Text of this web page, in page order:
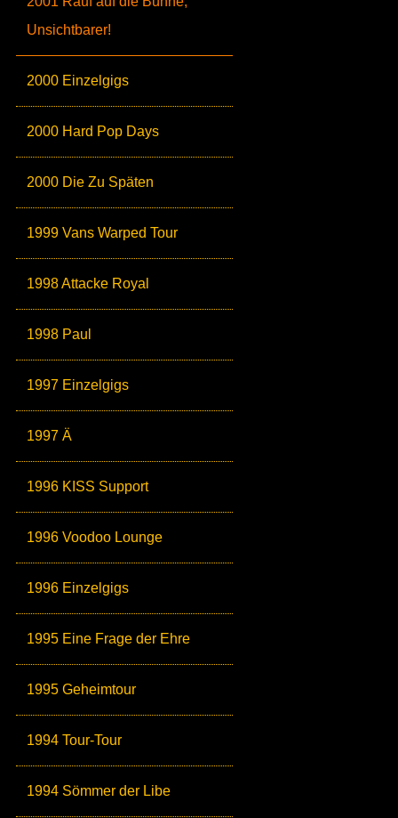
Unsichtbarer!
2000 Einzelgigs
2000 Hard Pop Days
2000 Die Zu Späten
1999 Vans Warped Tour
1998 Attacke Royal
1998 Paul
1997 Einzelgigs
1997 Ä
1996 KISS Support
1996 Voodoo Lounge
1996 Einzelgigs
1995 Eine Frage der Ehre
1995 Geheimtour
1994 Tour-Tour
1994 Sömmer der Libe